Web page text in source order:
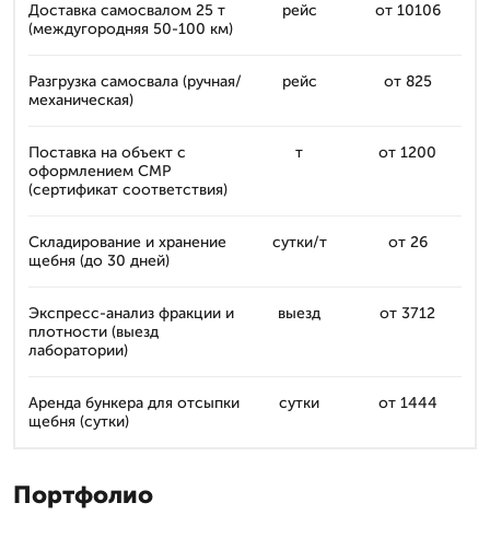
Доставка самосвалом 25 т
(междугородняя 50-100 км)
рейс от 10106
Разгрузка самосвала (ручная/
механическая)
рейс от 825
Поставка на объект с
оформлением СМР
(сертификат соответствия)
т от 1200
Складирование и хранение
щебня (до 30 дней)
сутки/т от 26
Экспресс-анализ фракции и
плотности (выезд
лаборатории)
выезд от 3712
Аренда бункера для отсыпки
щебня (сутки)
сутки от 1444
Портфолио